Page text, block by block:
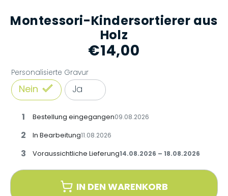
Montessori-Kindersortierer aus
Holz
€14,00
Personalisierte Gravur
Nein Ja
1 Bestellung eingegangen09.08.2026
2 In Bearbeitung11.08.2026
3 Voraussichtliche Lieferung14.08.2026 – 18.08.2026
IN DEN WARENKORB